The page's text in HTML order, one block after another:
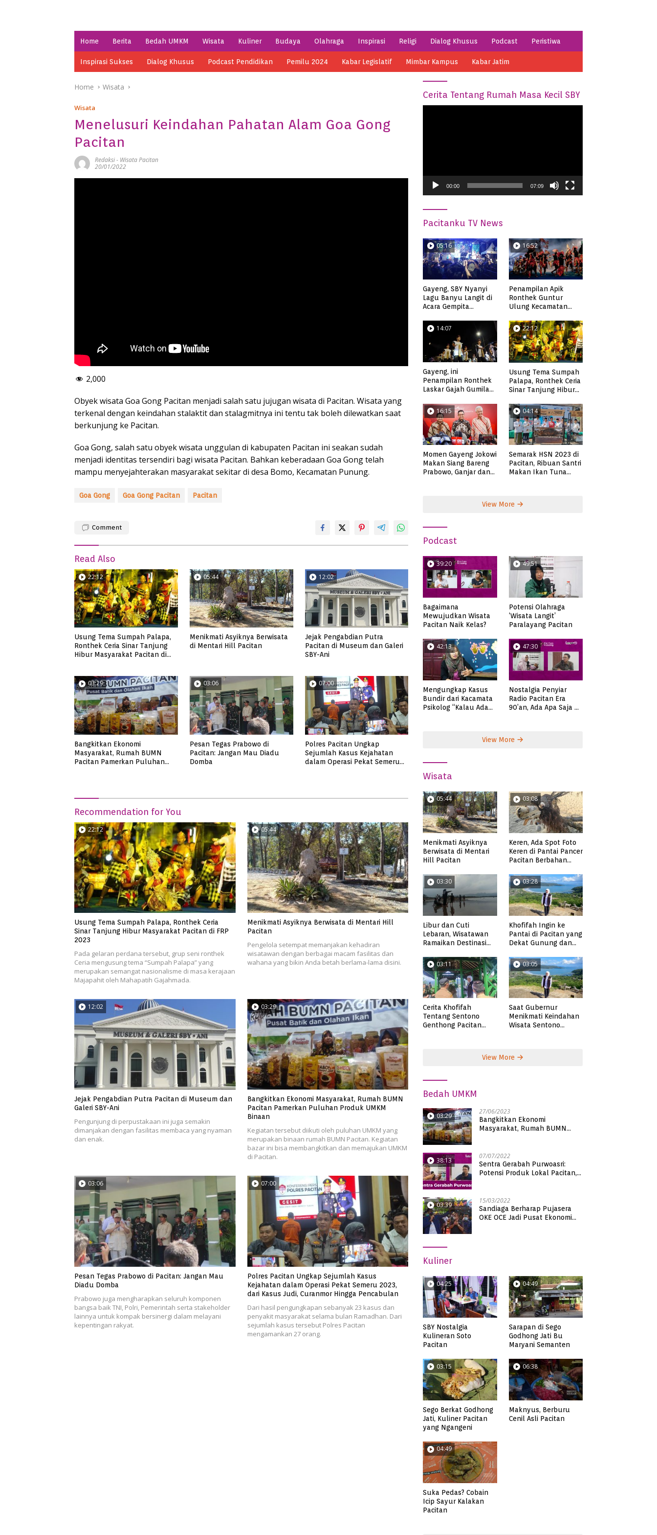
Home Berita Bedah UMKM Wisata Kuliner Budaya Olahraga Inspirasi Religi Dialog Khusus Podcast Peristiwa
Inspirasi Sukses Dialog Khusus Podcast Pendidikan Pemilu 2024 Kabar Legislatif Mimbar Kampus Kabar Jatim
Home Wisata
Wisata
Menelusuri Keindahan Pahatan Alam Goa Gong
Pacitan
Redaksi- Wisata Pacitan
20/01/2022
2,000
Obyek wisata Goa Gong Pacitan menjadi salah satu jujugan wisata di Pacitan. Wisata yang
terkenal dengan keindahan stalaktit dan stalagmitnya ini tentu tak boleh dilewatkan saat
berkunjung ke Pacitan.
Goa Gong, salah satu obyek wisata unggulan di kabupaten Pacitan ini seakan sudah
menjadi identitas tersendiri bagi wisata Pacitan. Bahkan keberadaan Goa Gong telah
mampu menyejahterakan masyarakat sekitar di desa Bomo, Kecamatan Punung.
Goa Gong Goa Gong Pacitan Pacitan
Comment
Read Also
22:12
Usung Tema Sumpah Palapa,
Ronthek Ceria Sinar Tanjung
Hibur Masyarakat Pacitan di
05:44
Menikmati Asyiknya Berwisata
di Mentari Hill Pacitan
12:02
Jejak Pengabdian Putra
Pacitan di Museum dan Galeri
SBY-Ani
03:29
Bangkitkan Ekonomi
Masyarakat, Rumah BUMN
Pacitan Pamerkan Puluhan
03:06
Pesan Tegas Prabowo di
Pacitan: Jangan Mau Diadu
Domba
07:00
Polres Pacitan Ungkap
Sejumlah Kasus Kejahatan
dalam Operasi Pekat Semeru
Recommendation for You
22:12
Usung Tema Sumpah Palapa, Ronthek Ceria
Sinar Tanjung Hibur Masyarakat Pacitan di FRP
2023
Pada gelaran perdana tersebut, grup seni ronthek
Ceria mengusung tema “Sumpah Palapa” yang
merupakan semangat nasionalisme di masa kerajaan
Majapahit oleh Mahapatih Gajahmada.
05:44
Menikmati Asyiknya Berwisata di Mentari Hill
Pacitan
Pengelola setempat memanjakan kehadiran
wisatawan dengan berbagai macam fasilitas dan
wahana yang bikin Anda betah berlama-lama disini.
12:02
Jejak Pengabdian Putra Pacitan di Museum dan
Galeri SBY-Ani
Pengunjung di perpustakaan ini juga semakin
dimanjakan dengan fasilitas membaca yang nyaman
dan enak.
03:29
Bangkitkan Ekonomi Masyarakat, Rumah BUMN
Pacitan Pamerkan Puluhan Produk UMKM
Binaan
Kegiatan tersebut diikuti oleh puluhan UMKM yang
merupakan binaan rumah BUMN Pacitan. Kegiatan
bazar ini bisa membangkitkan dan memajukan UMKM
di Pacitan.
03:06
Pesan Tegas Prabowo di Pacitan: Jangan Mau
Diadu Domba
Prabowo juga mengharapkan seluruh komponen
bangsa baik TNI, Polri, Pemerintah serta stakeholder
lainnya untuk kompak bersinergi dalam melayani
kepentingan rakyat.
07:00
Polres Pacitan Ungkap Sejumlah Kasus
Kejahatan dalam Operasi Pekat Semeru 2023,
dari Kasus Judi, Curanmor Hingga Pencabulan
Dari hasil pengungkapan sebanyak 23 kasus dan
penyakit masyarakat selama bulan Ramadhan. Dari
sejumlah kasus tersebut Polres Pacitan
mengamankan 27 orang.
Cerita Tentang Rumah Masa Kecil SBY
00:00 07:09
Pacitanku TV News
05:16
Gayeng, SBY Nyanyi
Lagu Banyu Langit di
Acara Gempita
16:52
Penampilan Apik
Ronthek Guntur
Ulung Kecamatan
14:07
Gayeng, ini
Penampilan Ronthek
Laskar Gajah Gumilap
22:12
Usung Tema Sumpah
Palapa, Ronthek Ceria
Sinar Tanjung Hibur
FRP 2023
16:15
Momen Gayeng Jokowi
Makan Siang Bareng
Prabowo, Ganjar dan
04:14
Semarak HSN 2023 di
Pacitan, Ribuan Santri
Makan Ikan Tuna
View More
Podcast
39:20
Bagaimana
Mewujudkan Wisata
Pacitan Naik Kelas?
49:51
Potensi Olahraga
‘Wisata Langit’
Paralayang Pacitan
42:13
Mengungkap Kasus
Bundir dari Kacamata
Psikolog “Kalau Ada
47:30
Nostalgia Penyiar
Radio Pacitan Era
90’an, Ada Apa Saja di
View More
Wisata
05:44
Menikmati Asyiknya
Berwisata di Mentari
Hill Pacitan
03:08
Keren, Ada Spot Foto
Keren di Pantai Pancer
Pacitan Berbahan
03:30
Libur dan Cuti
Lebaran, Wisatawan
Ramaikan Destinasi
03:28
Khofifah Ingin ke
Pantai di Pacitan yang
Dekat Gunung dan
Pangasan?
03:11
Cerita Khofifah
Tentang Sentono
Genthong Pacitan
03:05
Saat Gubernur
Menikmati Keindahan
Wisata Sentono
View More
Bedah UMKM
03:29 27/06/2023
Bangkitkan Ekonomi
Masyarakat, Rumah BUMN
38:13 07/07/2022
Sentra Gerabah Purwoasri:
Potensi Produk Lokal Pacitan,
03:39 15/03/2022
Sandiaga Berharap Pujasera
OKE OCE Jadi Pusat Ekonomi
Kuliner
04:25
SBY Nostalgia
Kulineran Soto
Pacitan
04:49
Sarapan di Sego
Godhong Jati Bu
Maryani Semanten
03:15
Sego Berkat Godhong
Jati, Kuliner Pacitan
yang Ngangeni
06:38
Maknyus, Berburu
Cenil Asli Pacitan
04:49
Suka Pedas? Cobain
Icip Sayur Kalakan
Pacitan